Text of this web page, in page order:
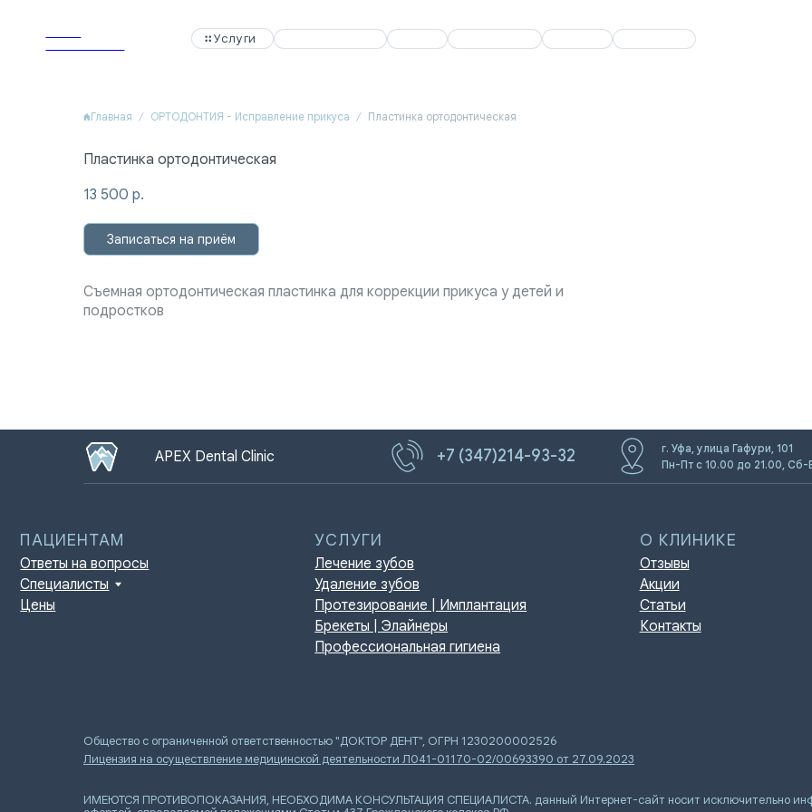
Услуги Специалисты Акции О клинике Отзывы Контакты
Dental Clinic Услуги Специалисты Акции О клинике Отзывы Контакты
Dental Clinic
Главная ОРТОДОНТИЯ - Исправление прикуса Пластинка ортодонтическая
Пластинка ортодонтическая
13 500 р.
Записаться на приём
Съемная ортодонтическая пластинка для коррекции прикуса у детей и
подростков
APEX Dental Clinic +7 (347)214-93-32
г. Уфа, улица Гафури, 101
Пн-Пт с 10.00 до 21.00, Сб-
ПАЦИЕНТАМ
Цены
УСЛУГИ
Протезирование | Имплантация
Брекеты | Элайнеры
Профессиональная гигиена
О КЛИНИКЕ
Общество с ограниченной ответственностью "ДОКТОР ДЕНТ", ОГРН 1230200002526
Лицензия на осуществление медицинской деятельности Л041-01170-02/00693390 от 27.09.2023
ИМЕЮТСЯ ПРОТИВОПОКАЗАНИЯ, НЕОБХОДИМА КОНСУЛЬТАЦИЯ СПЕЦИАЛИСТА. данный Интернет-сайт носит исключительно